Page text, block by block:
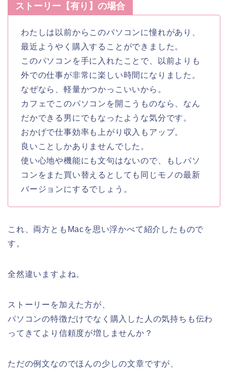
ストーリー【有り】の場合
わたしは以前からこのパソコンに憧れがあり、
最近ようやく購入することができました。
このパソコンを手に入れたことで、以前よりも
外での仕事が非常に楽しい時間になりました。
なぜなら、軽量かつかっこいいから。
カフェでこのパソコンを開こうものなら、なん
だかできる男にでもなったような気分です。
おかげで仕事効率も上がり収入もアップ。
良いことしかありませんでした。
使い心地や機能にも文句はないので、もしパソ
コンをまた買い替えるとしても同じモノの最新
バージョンにするでしょう。
これ、両方ともMacを思い浮かべて紹介したもので
す。
全然違いますよね。
ストーリーを加えた方が、
パソコンの特徴だけでなく購入した人の気持ちも伝わ
ってきてより信頼度が増しませんか？
ただの例文なのでほんの少しの文章ですが、